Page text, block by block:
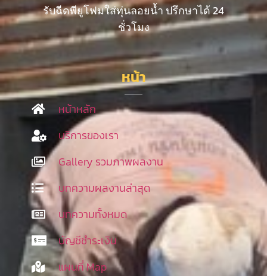
รับฉีดพียูโฟมใส่ทุ่นลอยน้ำ ปรึกษาได้ 24
ชั่วโมง
หน้า
หน้าหลัก
บริการของเรา
Gallery รวมภาพผลงาน
บทความผลงานล่าสุด
บทความทั้งหมด
บัญชีชำระเงิน
แผนที่ Map